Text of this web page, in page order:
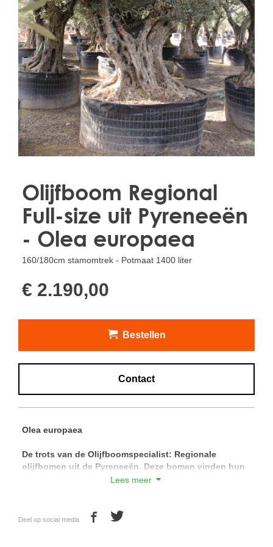
Treesafe
VORSTBESCHERMINGVOORBOMEN.NL
WINTERSCHUTZFUERBAEUME.DE
FROSTPROTECTIONFORTREES.CO.UK
Terracotta
TERRACOTTA.NL
TERRACOTTA.BE
TERRAKOTTA.DE
Olijfboom Regional
Full-size uit Pyreneeën
- Olea europaea
160/180cm stamomtrek - Potmaat 1400 liter
€ 2.190,00
Bestellen
Contact
Olea europaea
De trots van de Olijfboomspecialist: Regionale
olijfbomen uit de Pyreneeën. Deze bomen vinden hun
oorsprong ten zuiden van de Pyreneeën en zijn
Lees meer
Deel op social media